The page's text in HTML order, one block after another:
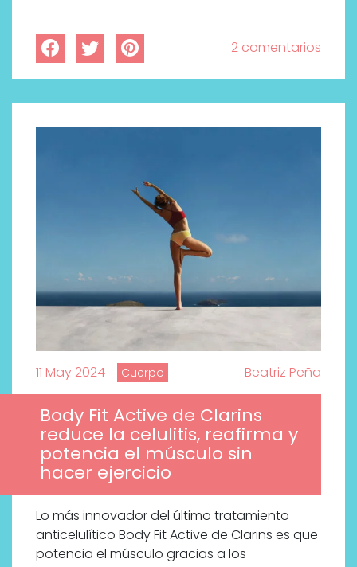
2 comentarios
11 May 2024 Cuerpo Beatriz Peña
Body Fit Active de Clarins
reduce la celulitis, reafirma y
potencia el músculo sin
hacer ejercicio
Lo más innovador del último tratamiento
anticelulítico Body Fit Active de Clarins es que
potencia el músculo gracias a los